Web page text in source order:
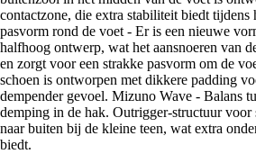
contactzone, die extra stabiliteit biedt tijdens
pasvorm rond de voet - Er is een nieuwe
halfhoog ontwerp, wat het aansnoeren van
en zorgt voor een strakke pasvorm om de
schoen is ontworpen met dikkere padding
dempender gevoel. Mizuno Wave - Balans
demping in de hak. Outrigger-structuur
naar buiten bij de kleine teen, wat extra
biedt.